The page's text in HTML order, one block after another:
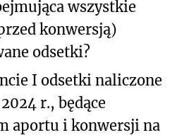
wszystkie
konwersją)
odsetki?
I odsetki naliczone
r., będące
aportu i konwersji na